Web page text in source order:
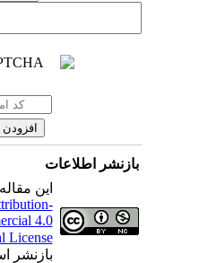
بازنشر اطلاعات
این
4.0
License
بازنشر